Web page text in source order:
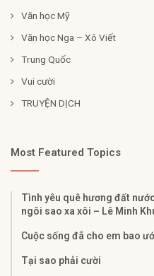
Văn học Mỹ
Văn học Nga – Xô Viết
Trung Quốc
Vui cười
TRUYỆN DỊCH
Most Featured Topics
Tình yêu quê hương đất
ngôi sao xa xôi – Lê Minh
Cuộc sống đã cho em bao
Tại sao phải cười